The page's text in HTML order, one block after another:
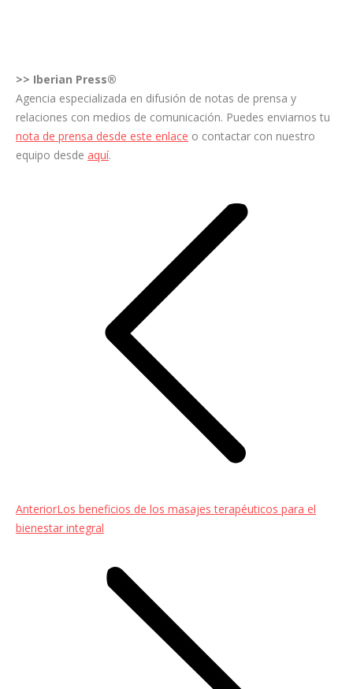
>> Iberian Press®
Agencia especializada en difusión de notas de prensa y
relaciones con medios de comunicación. Puedes enviarnos tu
nota de prensa desde este enlace o contactar con nuestro
equipo desde aquí.
AnteriorEntrada
anterior:
Los beneficios de los masajes terapéuticos para el
bienestar integral